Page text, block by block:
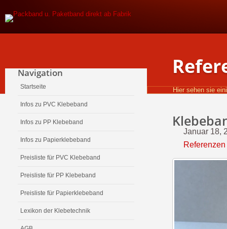
Hier sehen sie
Navigation
Startseite
Infos zu PVC Klebeband
Infos zu PP Klebeband
Infos zu Papierklebeband
Preisliste für PVC Klebeband
Preisliste für PP Klebeband
Preisliste für Papierklebeband
Lexikon der Klebetechnik
Januar 18,
Referenzen